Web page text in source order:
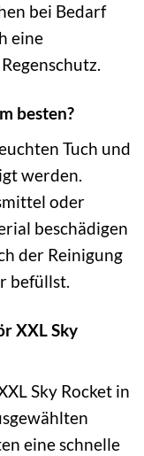
bei Bedarf
eine
besten?
Tuch und
werden.
oder
beschädigen
der Reinigung
befüllst.
XXL Sky
Sky Rocket in
eine schnelle